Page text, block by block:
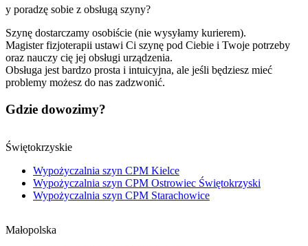
y poradzę sobie z obsługą szyny?
Szynę dostarczamy osobiście (nie wysyłamy kurierem).
Magister fizjoterapii ustawi Ci szynę pod Ciebie i Twoje potrzeby
oraz nauczy cię jej obsługi urządzenia.
Obsługa jest bardzo prosta i intuicyjna, ale jeśli będziesz mieć
problemy możesz do nas zadzwonić.
Gdzie dowozimy?
Świętokrzyskie
Wypożyczalnia szyn CPM Kielce
Wypożyczalnia szyn CPM Ostrowiec Świętokrzyski
Wypożyczalnia szyn CPM Starachowice
Małopolska